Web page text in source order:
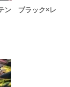
ン ブラック×レ